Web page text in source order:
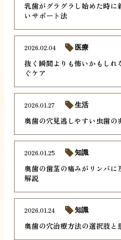
乳歯がグラグラし始めた時に
いサポート法
抜く瞬間よりも怖いかもしれ
ぐケア
2026.02.04 医療
奥歯の穴見逃しやすい虫歯の
2026.01.27 生活
奥歯の歯茎の痛みがリンパに
解説
2026.01.25 知識
奥歯の穴治療方法の選択肢と
2026.01.24 知識